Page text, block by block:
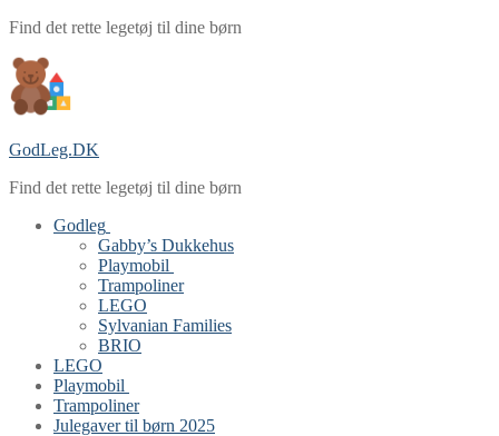
Spring
indhold
Menu
Luk
Find det rette legetøj til dine børn
GodLeg.DK
Find det rette legetøj til dine børn
Godleg
Gabby’s Dukkehus
Playmobil
Trampoliner
LEGO
Sylvanian Families
BRIO
LEGO
Playmobil
Trampoliner
Julegaver til børn 2025